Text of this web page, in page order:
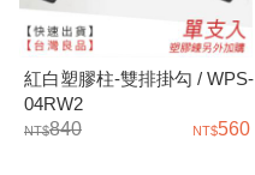
紅白塑膠柱-雙排掛勾 / WPS-
04RW2
840
560